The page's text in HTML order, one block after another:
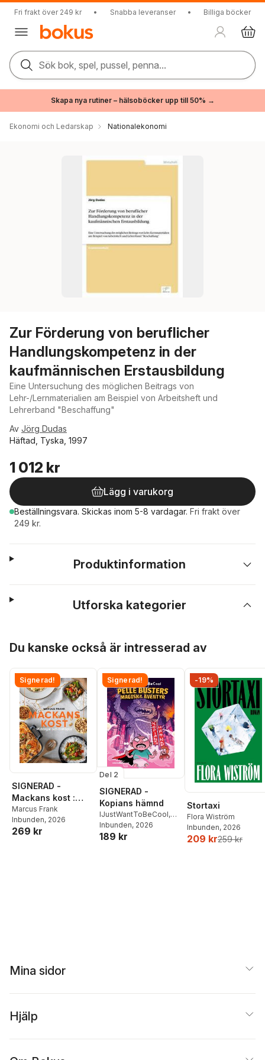
Fri frakt över 249 kr • Snabba leveranser • Billiga böcker
Sök bok, spel, pussel, penna...
Skapa nya rutiner – hälsoböcker upp till 50% →
Ekonomi och Ledarskap Nationalekonomi
Zur Förderung von beruflicher
Handlungskompetenz in der
kaufmännischen Erstausbildung
Eine Untersuchung des möglichen Beitrags von
Lehr-/Lernmaterialien am Beispiel von Arbeitsheft und
Lehrerband "Beschaffung"
Av Jörg Dudas
Häftad, Tyska, 1997
1 012 kr
Lägg i varukorg
Beställningsvara. Skickas inom 5-8 vardagar. Fri frakt över
249 kr.
Produktinformation
Utforska kategorier
Du kanske också är intresserad av
Signerad!
SIGNERAD -
Mackans kost :
Middagar och
matlådor
Marcus Frank
Inbunden, 2026
269 kr
Signerad!
Del 2
SIGNERAD -
Kopians hämnd
IJustWantToBeCool,
Joel Adolphson
Ejdemo Beer
Inbunden, 2026
189 kr
-19%
Stortaxi
Flora Wiström
Inbunden, 2026
209 kr259 kr
Mina sidor
Hjälp